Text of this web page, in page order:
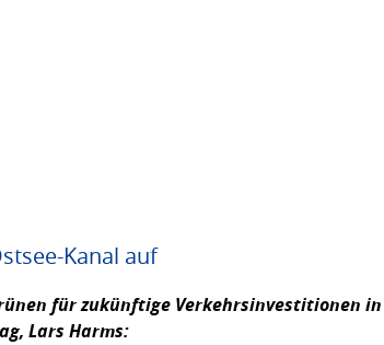
Kanal auf
für zukünftige Verkehrsinvestitionen
Lars Harms: